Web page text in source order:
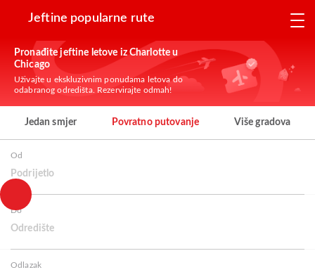
Jeftine popularne rute
Pronađite jeftine letove iz Charlotte u
Chicago
Uživajte u ekskluzivnim ponudama letova do
odabranog odredišta. Rezervirajte odmah!
Jedan smjer Povratno putovanje Više gradova
Od
Podrijetlo
Do
Odredište
Odlazak